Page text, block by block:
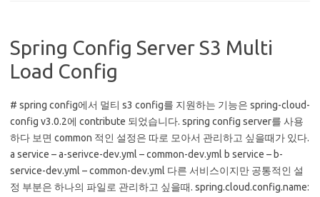
Spring Config Server S3 Multi
Load Config
# spring config에서 멀티 s3 config를 지원하는 기능은 spring-cloud-
config v3.0.2에 contribute 되었습니다. spring config server를 사용
하다 보면 common 적인 설정은 따로 모아서 관리하고 싶을때가 있다.
a service – a-serivce-dev.yml – common-dev.yml b service – b-
service-dev.yml – common-dev.yml 다른 서비스이지만 공통적인 설
정 부분은 하나의 파일로 관리하고 싶을때. spring.cloud.config.name: